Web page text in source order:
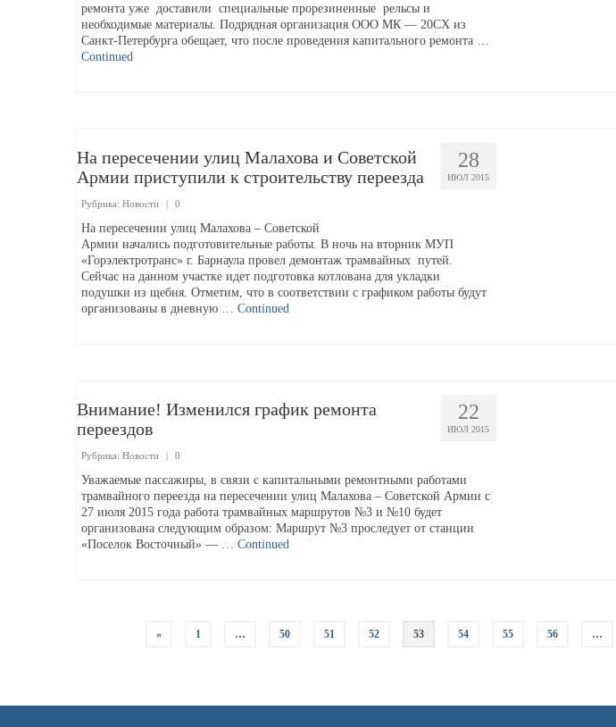
ремонта уже доставили специальные прорезиненные рельсы и
необходимые материалы. Подрядная организация ООО МК — 20СХ из
Санкт-Петербурга обещает, что после проведения капитального ремонта …
Continued
28
ИЮЛ 2015
На пересечении улиц Малахова и Советской
Армии приступили к строительству переезда
Рубрика: Новости | 0
На пересечении улиц Малахова – Советской
Армии начались подготовительные работы. В ночь на вторник МУП
«Горэлектротранс» г. Барнаула провел демонтаж трамвайных путей.
Сейчас на данном участке идет подготовка котлована для укладки
подушки из щебня. Отметим, что в соответствии с графиком работы будут
организованы в дневную … Continued
22
ИЮЛ 2015
Внимание! Изменился график ремонта
переездов
Рубрика: Новости | 0
Уважаемые пассажиры, в связи с капитальными ремонтными работами
трамвайного переезда на пересечении улиц Малахова – Советской Армии с
27 июля 2015 года работа трамвайных маршрутов №3 и №10 будет
организована следующим образом: Маршрут №3 проследует от станции
«Поселок Восточный» — … Continued
« 1 … 50 51 52 53 54 55 56 …